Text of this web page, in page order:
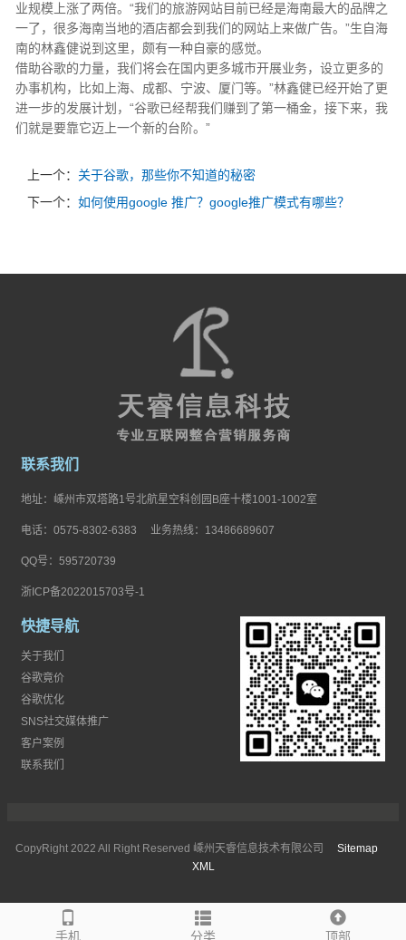
业规模上涨了两倍。“我们的旅游网站目前已经是海南最大的品牌之
一了，很多海南当地的酒店都会到我们的网站上来做广告。”生自海
南的林鑫健说到这里，颇有一种自豪的感觉。
借助谷歌的力量，我们将会在国内更多城市开展业务，设立更多的
办事机构，比如上海、成都、宁波、厦门等。”林鑫健已经开始了更
进一步的发展计划，“谷歌已经帮我们赚到了第一桶金，接下来，我
们就是要靠它迈上一个新的台阶。”
上一个： 关于谷歌，那些你不知道的秘密
下一个： 如何使用google 推广？google推广模式有哪些？
手机 分类 顶部
联系我们
地址：嵊州市双塔路1号北航星空科创园B座十楼1001-1002室
电话：0575-8302-6383 业务热线：13486689607
QQ号：595720739
浙ICP备2022015703号-1
快捷导航
关于我们
谷歌竟价
谷歌优化
SNS社交媒体推广
客户案例
联系我们
CopyRight 2022 All Right Reserved 嵊州天睿信息技术有限公司 Sitemap
XML